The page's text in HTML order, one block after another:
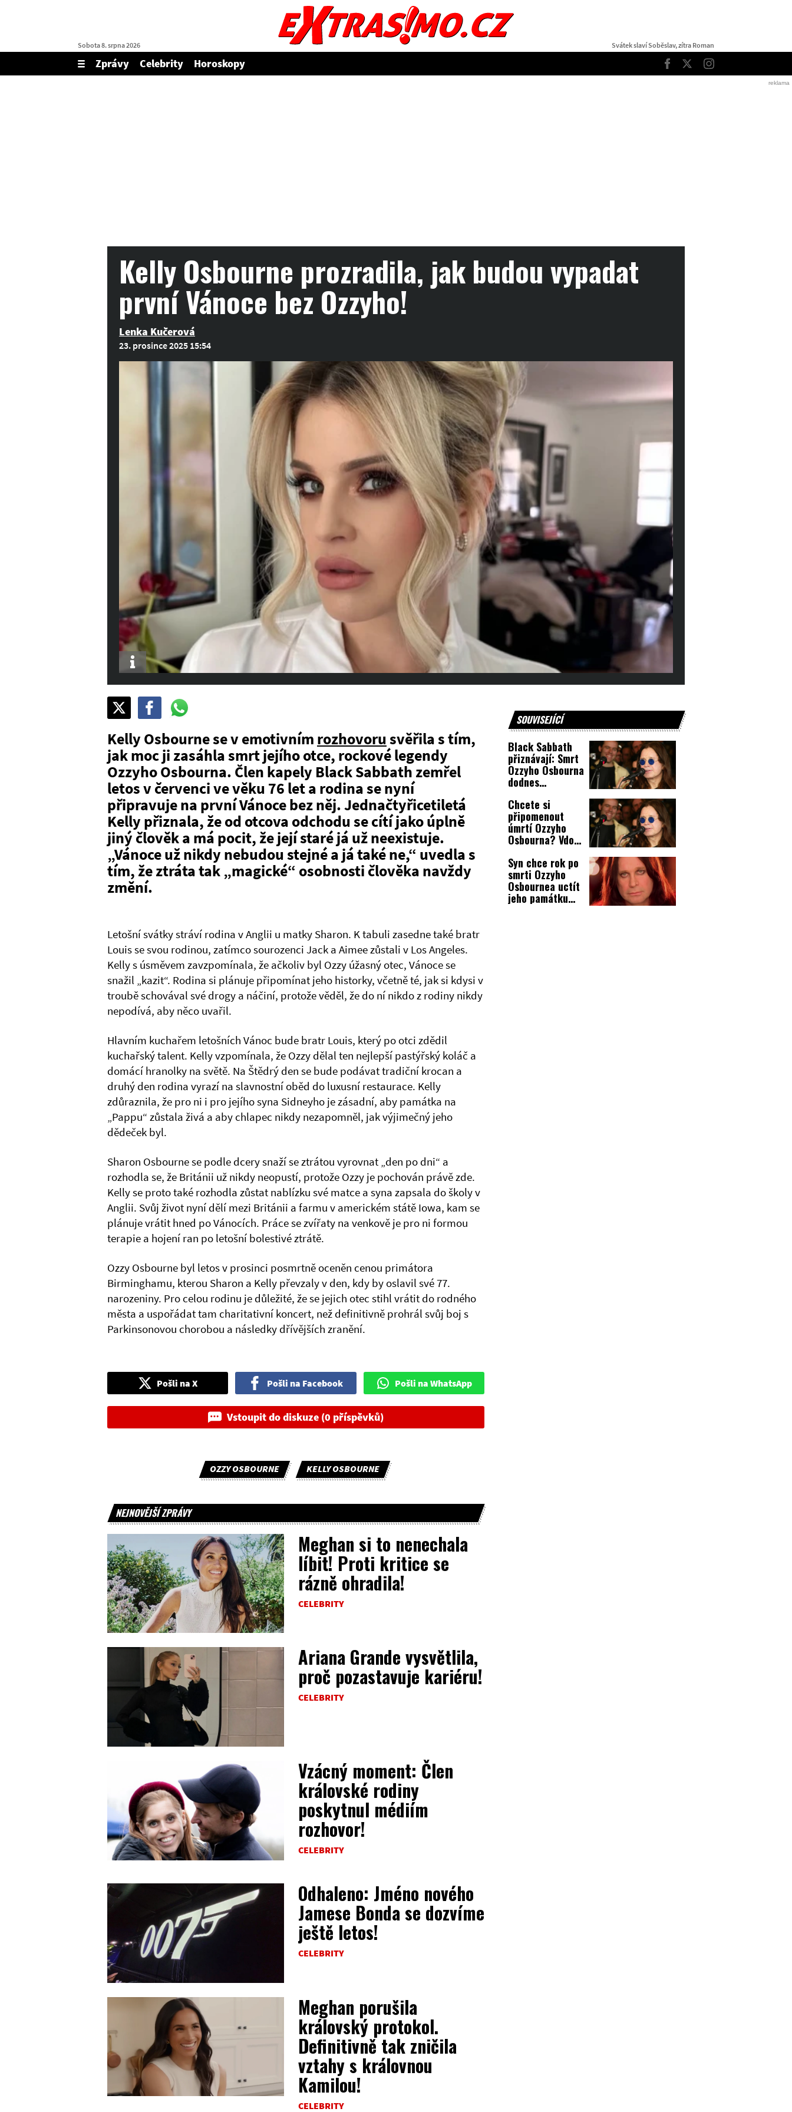
Sobota 8. srpna 2026 Svátek slaví Soběslav, zítra Roman
Zobrazit/skrýt
menu
Zprávy Celebrity
Horoskopy
Facebook
TwitterInstagram
Kelly Osbourne prozradila, jak budou vypadat
první Vánoce bez Ozzyho!
Lenka Kučerová
23. prosince 2025 15:54
Info
Pošli
na
Pošli
na
FacebookWhatsAppu
Kelly Osbourne se v emotivním rozhovorusvěřila s tím,
jak moc ji zasáhla smrt jejího otce, rockové legendy
Ozzyho Osbourna. Člen kapely Black Sabbath zemřel
letos v červenci ve věku 76 let a rodina se nyní
připravuje na první Vánoce bez něj. Jednačtyřicetiletá
Kelly přiznala, že od otcova odchodu se cítí jako úplně
jiný člověk a má pocit, že její staré já už neexistuje.
„Vánoce už nikdy nebudou stejné a já také ne,“ uvedla s
tím, že ztráta tak „magické“ osobnosti člověka navždy
změní.
Letošní svátky stráví rodina v Anglii u matky Sharon. K tabuli zasedne také bratr
Louis se svou rodinou, zatímco sourozenci Jack a Aimee zůstali v Los Angeles.
Kelly s úsměvem zavzpomínala, že ačkoliv byl Ozzy úžasný otec, Vánoce se
snažil „kazit“. Rodina si plánuje připomínat jeho historky, včetně té, jak si kdysi v
troubě schovával své drogy a náčiní, protože věděl, že do ní nikdo z rodiny nikdy
nepodívá, aby něco uvařil.
Hlavním kuchařem letošních Vánoc bude bratr Louis, který po otci zdědil
kuchařský talent. Kelly vzpomínala, že Ozzy dělal ten nejlepší pastýřský koláč a
domácí hranolky na světě. Na Štědrý den se bude podávat tradiční krocan a
druhý den rodina vyrazí na slavnostní oběd do luxusní restaurace. Kelly
zdůraznila, že pro ni i pro jejího syna Sidneyho je zásadní, aby památka na
„Pappu“ zůstala živá a aby chlapec nikdy nezapomněl, jak výjimečný jeho
dědeček byl.
Sharon Osbourne se podle dcery snaží se ztrátou vyrovnat „den po dni“ a
rozhodla se, že Británii už nikdy neopustí, protože Ozzy je pochován právě zde.
Kelly se proto také rozhodla zůstat nablízku své matce a syna zapsala do školy v
Anglii. Svůj život nyní dělí mezi Británii a farmu v americkém státě Iowa, kam se
plánuje vrátit hned po Vánocích. Práce se zvířaty na venkově je pro ni formou
terapie a hojení ran po letošní bolestivé ztrátě.
Ozzy Osbourne byl letos v prosinci posmrtně oceněn cenou primátora
Birminghamu, kterou Sharon a Kelly převzaly v den, kdy by oslavil své 77.
narozeniny. Pro celou rodinu je důležité, že se jejich otec stihl vrátit do rodného
města a uspořádat tam charitativní koncert, než definitivně prohrál svůj boj s
Parkinsonovou chorobou a následky dřívějších zranění.
Pošli na X Pošli na Facebook Pošli na WhatsApp
Vstoupit do diskuze (0 příspěvků)
OZZY OSBOURNE KELLY OSBOURNE
NEJNOVĚJŠÍ ZPRÁVY
Meghan si to nenechala
líbit! Proti kritice se
rázně ohradila!
CELEBRITY
Ariana Grande vysvětlila,
proč pozastavuje kariéru!
CELEBRITY
Vzácný moment: Člen
královské rodiny
poskytnul médiím
rozhovor!
CELEBRITY
Odhaleno: Jméno nového
Jamese Bonda se dozvíme
ještě letos!
CELEBRITY
Meghan porušila
královský protokol.
Definitivně tak zničila
vztahy s královnou
Kamilou!
CELEBRITY
SOUVISEJÍCÍ
Black Sabbath
přiznávají: Smrt
Ozzyho Osbourna
dodnes
Chcete si
připomenout
úmrtí Ozzyho
Osbourna? Vdova
fanouškům jasný
návod!
Syn chce rok po
smrti Ozzyho
Osbournea uctít
jeho památku